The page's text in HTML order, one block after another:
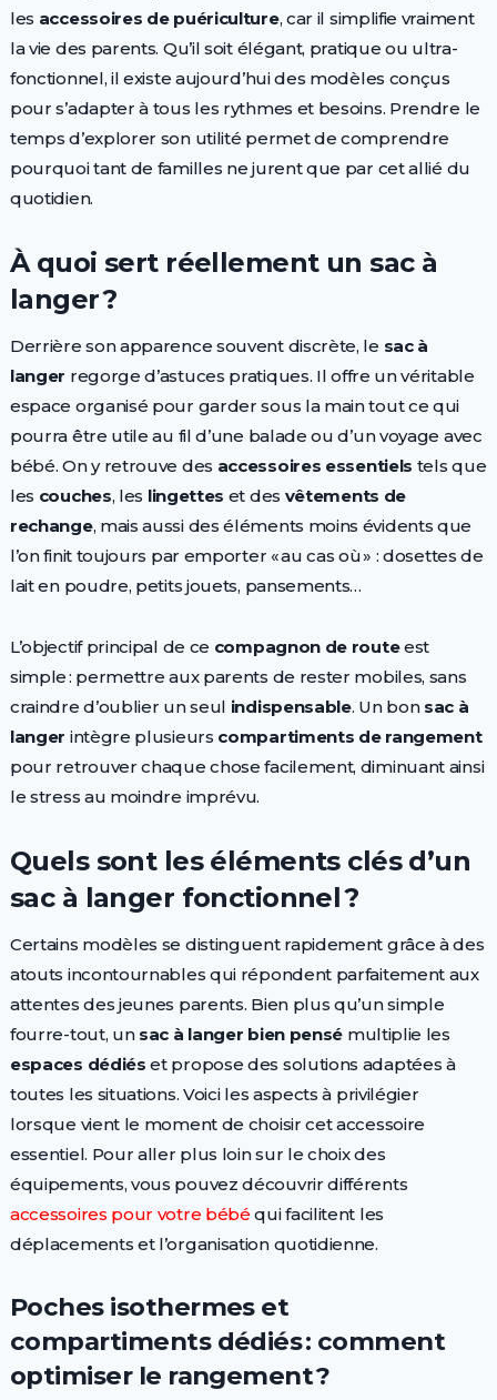
les accessoires de puériculture, car il simplifie vraiment
la vie des parents. Qu’il soit élégant, pratique ou ultra-
fonctionnel, il existe aujourd’hui des modèles conçus
pour s’adapter à tous les rythmes et besoins. Prendre le
temps d’explorer son utilité permet de comprendre
pourquoi tant de familles ne jurent que par cet allié du
quotidien.
À quoi sert réellement un sac à
langer ?
Derrière son apparence souvent discrète, le sac à
langer regorge d’astuces pratiques. Il offre un véritable
espace organisé pour garder sous la main tout ce qui
pourra être utile au fil d’une balade ou d’un voyage avec
bébé. On y retrouve des accessoires essentiels tels que
les couches, les lingettes et des vêtements de
rechange, mais aussi des éléments moins évidents que
l’on finit toujours par emporter « au cas où » : dosettes de
lait en poudre, petits jouets, pansements…
L’objectif principal de ce compagnon de routeest
simple : permettre aux parents de rester mobiles, sans
craindre d’oublier un seul indispensable. Un bon sac à
langer intègre plusieurs compartiments de rangement
pour retrouver chaque chose facilement, diminuant ainsi
le stress au moindre imprévu.
Quels sont les éléments clés d’un
sac à langer fonctionnel ?
Certains modèles se distinguent rapidement grâce à des
atouts incontournables qui répondent parfaitement aux
attentes des jeunes parents. Bien plus qu’un simple
fourre-tout, un sac à langer bien pensé multiplie les
espaces dédiés et propose des solutions adaptées à
toutes les situations. Voici les aspects à privilégier
lorsque vient le moment de choisir cet accessoire
essentiel. Pour aller plus loin sur le choix des
équipements, vous pouvez découvrir différents
accessoires pour votre bébé qui facilitent les
déplacements et l’organisation quotidienne.
Poches isothermes et
compartiments dédiés : comment
optimiser le rangement ?